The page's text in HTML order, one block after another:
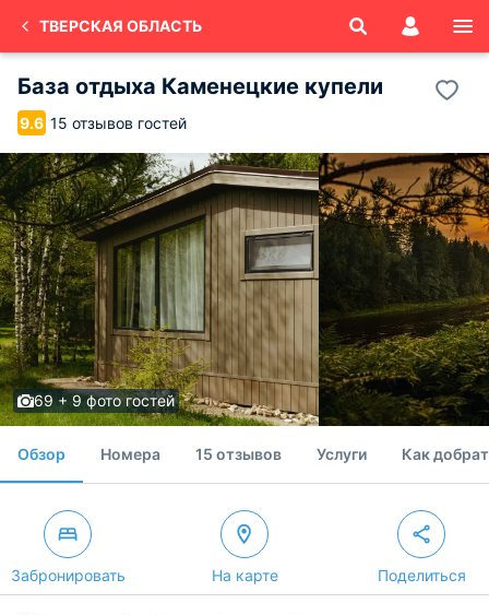
ТВЕРСКАЯ ОБЛАСТЬ
База отдыха Каменецкие купели
9.6 15 отзывов гостей
69 + 9 фото гостей
Обзор Номера 15 отзывов Услуги Как
Забронировать На карте Поделиться